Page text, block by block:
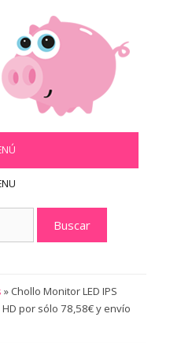
» Chollo Monitor LED IPS
por sólo 78,58€ y envío